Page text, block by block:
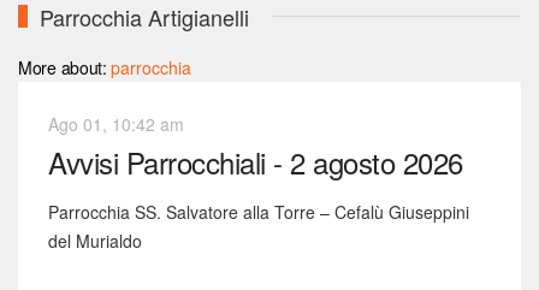
Parrocchia Artigianelli
More about:parrocchia
Ago 01, 10:42 am
Avvisi Parrocchiali - 2 agosto 2026
Parrocchia SS. Salvatore alla Torre – Cefalù Giuseppini
del Murialdo